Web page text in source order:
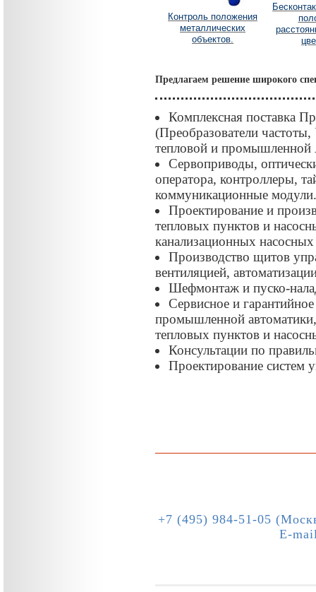
Контроль положения
металлических
объектов.
Предлагаем решение широкого
Комплексная поставка
(Преобразователи частоты,
тепловой и промышленной
Сервоприводы,
оператора, контроллеры,
коммуникационные
Проектирование и
тепловых пунктов и
канализационных
Производство щитов
вентиляцией,
Шефмонтаж и пуско-
Сервисное и
промышленной
тепловых пунктов и
Консультации по
Проектирование систем
+7 (495) 984-51-05
E-